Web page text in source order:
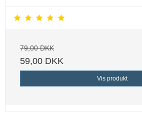
79,00 DKK
59,00 DKK
Vis produkt